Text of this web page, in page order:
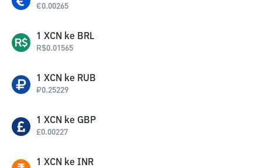
€0.00265
1 XCN ke BRL
R$0.01565
1 XCN ke RUB
₽0.25229
1 XCN ke GBP
£0.00227
1 XCN ke INR